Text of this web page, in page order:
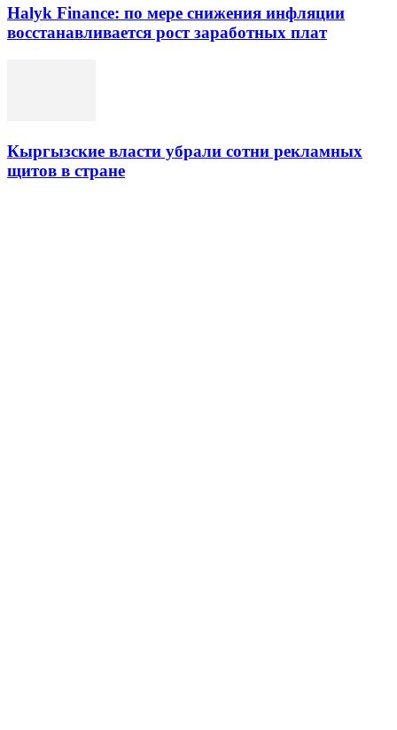
Halyk Finance: по мере снижения инфляции
восстанавливается рост заработных плат
Кыргызские власти убрали сотни рекламных
щитов в стране